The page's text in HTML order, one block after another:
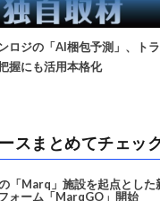
ロジの「AI梱包予測」、ト
握にも活用本格化
ースまとめてチェッ
「Marq」施設を起点とした
ォーム「MarqGO」開始